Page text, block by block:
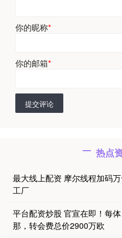
你的昵称*
你的邮箱*
提交评论
热点
最大线上配资 摩尔线程加码
工厂
平台配资炒股 官宣在即！每
那，转会费总价2900万欧